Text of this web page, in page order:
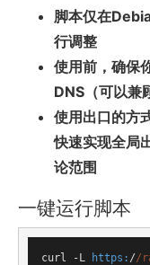
脚本仅在
行调整
使用前，确保
DNS（可以兼
使用出口的方
快速实现全局
论范围
一键运行脚本
curl -L https: //